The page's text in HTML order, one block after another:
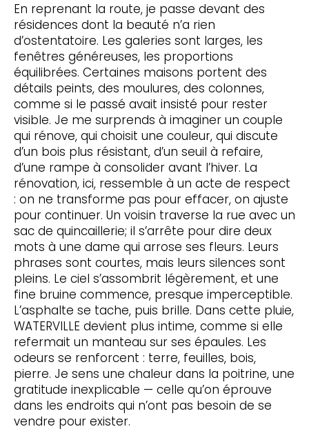
En reprenant la route, je passe devant des
résidences dont la beauté n’a rien
d’ostentatoire. Les galeries sont larges, les
fenêtres généreuses, les proportions
équilibrées. Certaines maisons portent des
détails peints, des moulures, des colonnes,
comme si le passé avait insisté pour rester
visible. Je me surprends à imaginer un couple
qui rénove, qui choisit une couleur, qui discute
d’un bois plus résistant, d’un seuil à refaire,
d’une rampe à consolider avant l’hiver. La
rénovation, ici, ressemble à un acte de respect
: on ne transforme pas pour effacer, on ajuste
pour continuer. Un voisin traverse la rue avec un
sac de quincaillerie; il s’arrête pour dire deux
mots à une dame qui arrose ses fleurs. Leurs
phrases sont courtes, mais leurs silences sont
pleins. Le ciel s’assombrit légèrement, et une
fine bruine commence, presque imperceptible.
L’asphalte se tache, puis brille. Dans cette pluie,
WATERVILLE devient plus intime, comme si elle
refermait un manteau sur ses épaules. Les
odeurs se renforcent : terre, feuilles, bois,
pierre. Je sens une chaleur dans la poitrine, une
gratitude inexplicable — celle qu’on éprouve
dans les endroits qui n’ont pas besoin de se
vendre pour exister.